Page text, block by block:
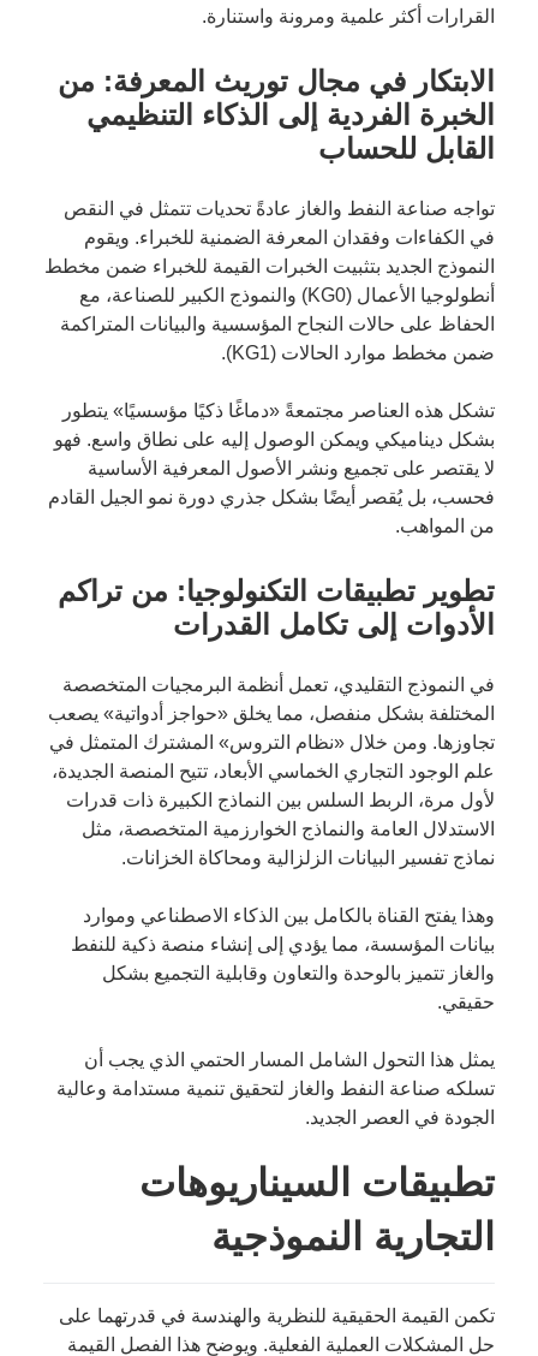
القرارات أكثر علمية ومرونة واستنارة.
الابتكار في مجال توريث المعرفة: من
الخبرة الفردية إلى الذكاء التنظيمي
القابل للحساب
تواجه صناعة النفط والغاز عادةً تحديات تتمثل في النقص
في الكفاءات وفقدان المعرفة الضمنية للخبراء. ويقوم
النموذج الجديد بتثبيت الخبرات القيمة للخبراء ضمن مخطط
أنطولوجيا الأعمال (KG0) والنموذج الكبير للصناعة، مع
الحفاظ على حالات النجاح المؤسسية والبيانات المتراكمة
ضمن مخطط موارد الحالات (KG1).
تشكل هذه العناصر مجتمعةً «دماغًا ذكيًا مؤسسيًا» يتطور
بشكل ديناميكي ويمكن الوصول إليه على نطاق واسع. فهو
لا يقتصر على تجميع ونشر الأصول المعرفية الأساسية
فحسب، بل يُقصر أيضًا بشكل جذري دورة نمو الجيل القادم
من المواهب.
تطوير تطبيقات التكنولوجيا: من تراكم
الأدوات إلى تكامل القدرات
في النموذج التقليدي، تعمل أنظمة البرمجيات المتخصصة
المختلفة بشكل منفصل، مما يخلق «حواجز أدواتية» يصعب
تجاوزها. ومن خلال «نظام التروس» المشترك المتمثل في
علم الوجود التجاري الخماسي الأبعاد، تتيح المنصة الجديدة،
لأول مرة، الربط السلس بين النماذج الكبيرة ذات قدرات
الاستدلال العامة والنماذج الخوارزمية المتخصصة، مثل
نماذج تفسير البيانات الزلزالية ومحاكاة الخزانات.
وهذا يفتح القناة بالكامل بين الذكاء الاصطناعي وموارد
بيانات المؤسسة، مما يؤدي إلى إنشاء منصة ذكية للنفط
والغاز تتميز بالوحدة والتعاون وقابلية التجميع بشكل
حقيقي.
يمثل هذا التحول الشامل المسار الحتمي الذي يجب أن
تسلكه صناعة النفط والغاز لتحقيق تنمية مستدامة وعالية
الجودة في العصر الجديد.
تطبيقات السيناريوهات
التجارية النموذجية
تكمن القيمة الحقيقية للنظرية والهندسة في قدرتهما على
حل المشكلات العملية الفعلية. ويوضح هذا الفصل القيمة